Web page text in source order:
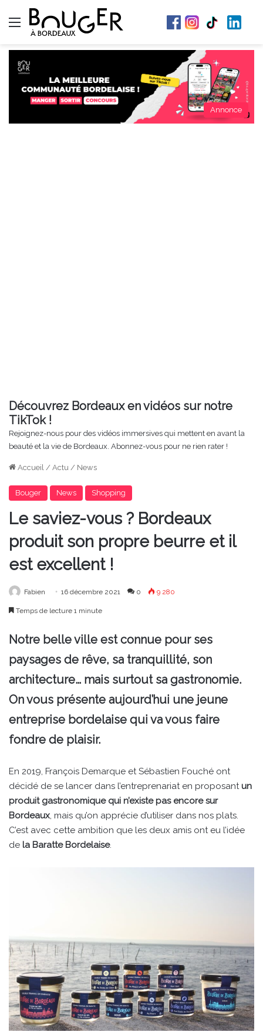
Menu
Annonce
Découvrez Bordeaux en vidéos sur notre
TikTok !
Rejoignez-nous pour des vidéos immersives qui mettent en avant la
beauté et la vie de Bordeaux. Abonnez-vous pour ne rien rater !
Accueil / Actu / News
Bouger News Shopping
Le saviez-vous ? Bordeaux
produit son propre beurre et il
est excellent !
Fabien 16 décembre 2021 0 9 280
Temps de lecture 1 minute
Notre belle ville est connue pour ses
paysages de rêve, sa tranquillité, son
architecture… mais surtout sa gastronomie.
On vous présente aujourd’hui une jeune
entreprise bordelaise qui va vous faire
fondre de plaisir.
En 2019, François Demarque et Sébastien Fouché ont
décidé de se lancer dans l’entreprenariat en proposant un
produit gastronomique qui n’existe pas encore sur
Bordeaux, mais qu’on apprécie d’utiliser dans nos plats.
C’est avec cette ambition que les deux amis ont eu l’idée
de la Baratte Bordelaise.